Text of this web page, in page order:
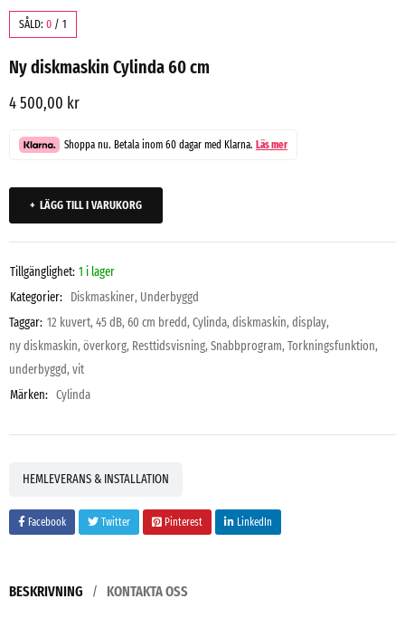
SÅLD: 0 / 1
Ny diskmaskin Cylinda 60 cm
4 500,00 kr
Shoppa nu. Betala inom 60 dagar med Klarna. Läs mer
LÄGG TILL I VARUKORG
Tillgänglighet: 1 i lager
Kategorier: Diskmaskiner, Underbyggd
Taggar: 12 kuvert, 45 dB, 60 cm bredd, Cylinda, diskmaskin, display,
ny diskmaskin, överkorg, Resttidsvisning, Snabbprogram, Torkningsfunktion,
underbyggd, vit
Märken: Cylinda
HEMLEVERANS & INSTALLATION
Facebook Twitter Pinterest LinkedIn
BESKRIVNING KONTAKTA OSS